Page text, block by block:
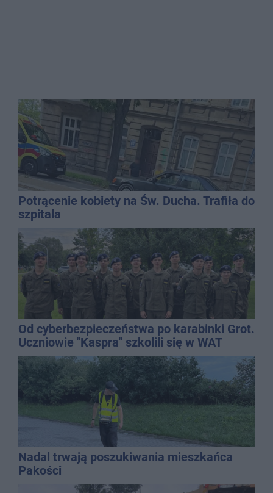
Potrącenie kobiety na Św. Ducha. Trafiła do
szpitala
Od cyberbezpieczeństwa po karabinki Grot.
Uczniowie "Kaspra" szkolili się w WAT
Nadal trwają poszukiwania mieszkańca
Pakości